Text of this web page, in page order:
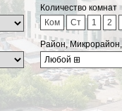
Количество комнат
Ком
Ст 1 2
Район,
Любой ⊞